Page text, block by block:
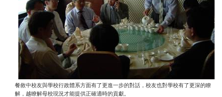
餐敘中校友與學校行政體系方面有了更進一步的對話，校友也對學校有了更深的瞭
解，越瞭解母校現況才能提供正確適時的貢獻。